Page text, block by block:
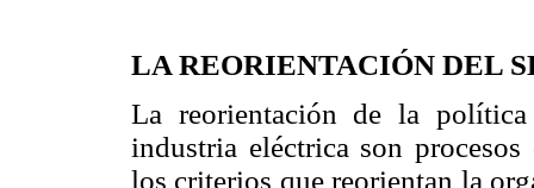
LA REORIENTACIÓN DEL
La reorientación de la
industria eléctrica son
los criterios que reorientan la